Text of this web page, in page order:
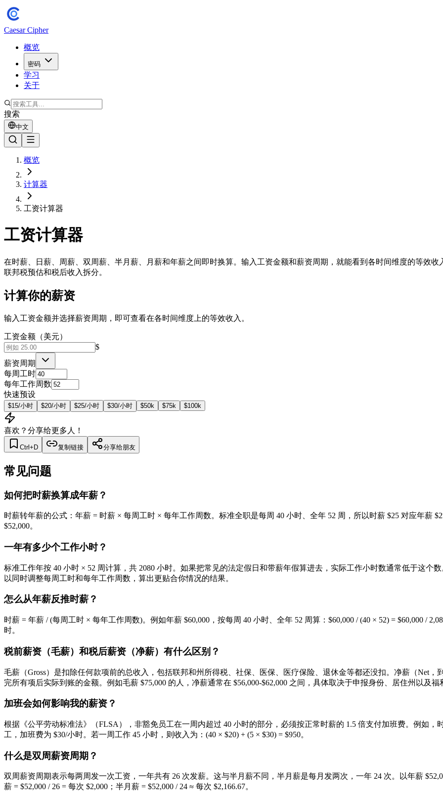
Caesar Cipher
概览
密码
学习
关于
搜索
中文
概览
计算器
工资计算器
工资计算器
在时薪、日薪、周薪、双周薪、半月薪、月薪和年薪之间即时换算。输入工资金额和薪资周期，就能看到各时间维度的等效收
联邦税预估和税后收入拆分。
计算你的薪资
输入工资金额并选择薪资周期，即可查看在各时间维度上的等效收入。
工资金额（美元）
$
薪资周期
每周工时
每年工作周数
快速预设
$15/小时 $20/小时 $25/小时 $30/小时 $50k $75k $100k
喜欢？分享给更多人！
Ctrl+D 复制链接 分享给朋友
常见问题
如何把时薪换算成年薪？
时薪转年薪的公式：年薪 = 时薪 × 每周工时 × 每年工作周数。标准全职是每周 40 小时、全年 52 周，所以时薪 $25 对应年薪
$52,000。
一年有多少个工作小时？
标准工作年按 40 小时 × 52 周计算，共 2080 小时。如果把常见的法定假日和带薪年假算进去，实际工作小时数通常低于这个
以同时调整每周工时和每年工作周数，算出更贴合你情况的结果。
怎么从年薪反推时薪？
时薪 = 年薪 / (每周工时 × 每年工作周数)。例如年薪 $60,000，按每周 40 小时、全年 52 周算：$60,000 / (40 × 52) = $60,000 /
时。
税前薪资（毛薪）和税后薪资（净薪）有什么区别？
毛薪（Gross）是扣除任何款项前的总收入，包括联邦和州所得税、社保、医保、医疗保险、退休金等都还没扣。净薪（Net，
完所有项后实际到账的金额。例如毛薪 $75,000 的人，净薪通常在 $56,000-$62,000 之间，具体取决于申报身份、居住州以及福
加班会如何影响我的薪资？
根据《公平劳动标准法》（FLSA），非豁免员工在一周内超过 40 小时的部分，必须按正常时薪的 1.5 倍支付加班费。例如，
工，加班费为 $30/小时。若一周工作 45 小时，则收入为：(40 × $20) + (5 × $30) = $950。
什么是双周薪资周期？
双周薪资周期表示每两周发一次工资，一年共有 26 次发薪。这与半月薪不同，半月薪是每月发两次，一年 24 次。以年薪
薪 = $52,000 / 26 = 每次 $2,000；半月薪 = $52,000 / 24 ≈ 每次 $2,166.67。